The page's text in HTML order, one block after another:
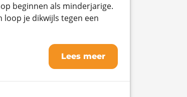
beginnen als minderjarige.
loop je dikwijls tegen een
Lees meer